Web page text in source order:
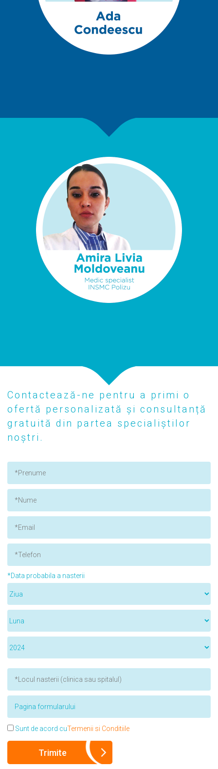
Contactează-ne pentru a primi o
ofertă personalizată și consultanță
gratuită din partea specialiștilor
noștri.
*Data probabila a nasterii
Sunt de acord cuTermenii si Conditiile